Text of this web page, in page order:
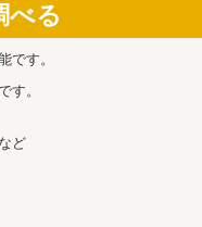
べる
です。
す。
ど